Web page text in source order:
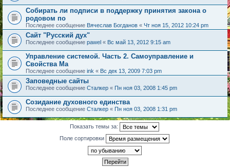
Собирать ли подписи в поддержку принятия закона о
родовом по
Последнее сообщение Вячеслав Богданов « Чт ноя 15, 2012 10:24 pm
Сайт "Русский дух"
Последнее сообщение pawel « Вс май 13, 2012 9:15 am
Управление системой. Часть 2. Самоуправление и
Свойства Ма
Последнее сообщение ink « Вс дек 13, 2009 7:03 pm
Заповедные сайты
Последнее сообщение Сталкер « Пн ноя 03, 2008 1:45 pm
Созидание духовного единства
Последнее сообщение Сталкер « Пн ноя 03, 2008 1:31 pm
Показать темы за:
Поле сортировки